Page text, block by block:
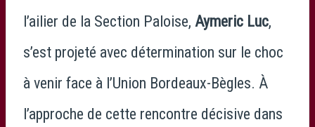
l’ailier de la Section Paloise, Aymeric Luc,
s’est projeté avec détermination sur le choc
à venir face à l’Union Bordeaux-Bègles. À
l’approche de cette rencontre décisive dans